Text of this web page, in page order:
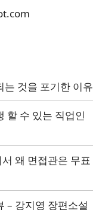
는 것을 포기한 이유
할 수 있는 직업인
왜 면접관은 무표
– 강지영 장편소설